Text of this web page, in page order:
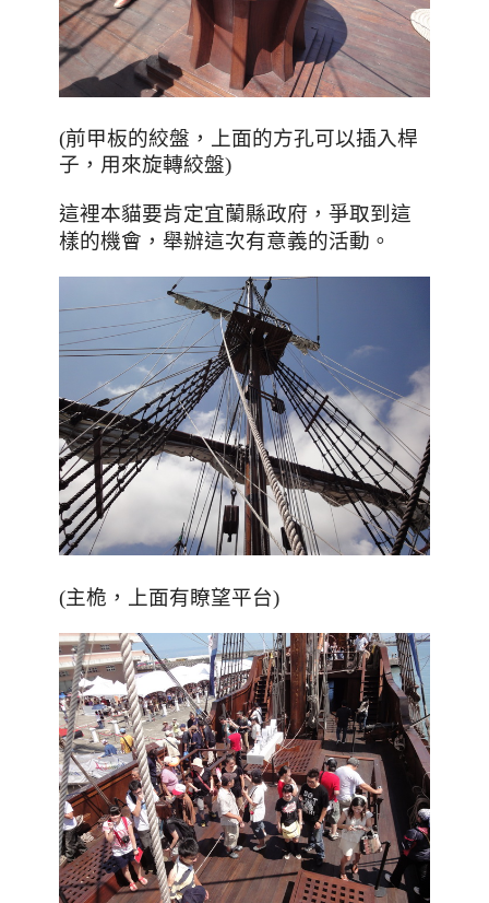
(前甲板的絞盤，上面的方孔可以插入桿
子，用來旋轉絞盤)
這裡本貓要肯定宜蘭縣政府 ，爭取到這
樣的機會 ，舉辦這次有意義的活動。
(主桅 ，上面有瞭望平台)